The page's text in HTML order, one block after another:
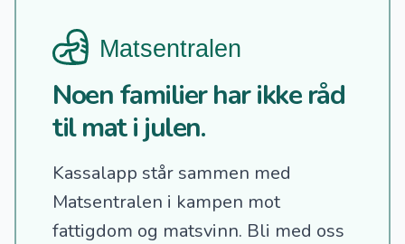
Noen familier har ikke råd
til mat i julen.
Kassalapp står sammen med
Matsentralen i kampen mot
fattigdom og matsvinn. Bli med oss